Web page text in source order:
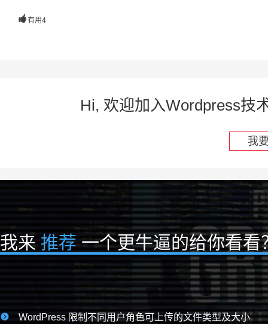
有用4
Hi, 欢迎加入Wordpress技
我
我来 推荐 一个更牛逼的给你看看
 WordPress 限制不同用户角色可上传的文件类型及大小